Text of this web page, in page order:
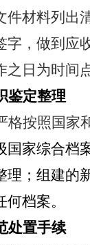
件材料列出
字，做到应
日为时间
鉴定整理
格按照国家
国家综合档
理；组建的
档案。
处置手续